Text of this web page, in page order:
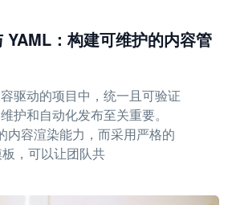
：构建可维护的内容管
驱动的项目中，统一且可验证
护和自动化发布至关重要。
内容渲染能力，而采用严格的
，可以让团队共